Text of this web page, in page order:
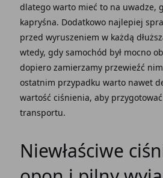
dlatego warto mieć to na uwadze,
kapryśna. Dodatkowo najlepiej
przed wyruszeniem w każdą
wtedy, gdy samochód był mocno
dopiero zamierzamy przewieźć
ostatnim przypadku warto nawet
wartość ciśnienia, aby
transportu.
Niewłaściwe